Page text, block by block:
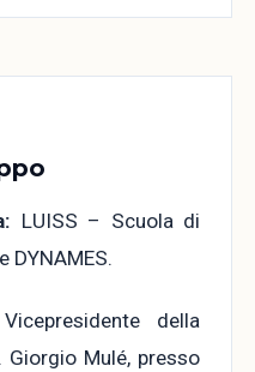
LUISS – Scuola di
DYNAMES.
Vicepresidente della
Giorgio Mulé, presso